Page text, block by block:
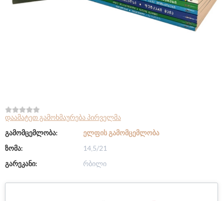
დაამატეთ გამოხმაურება პირველმა
გამომცემლობა:
ᲔᲚᲤᲘᲡ ᲒᲐᲛᲝᲛᲪᲔᲛᲚᲝᲑᲐ
ზომა:
14,5/21
გარეკანი:
რბილი